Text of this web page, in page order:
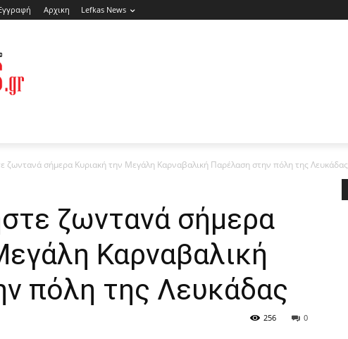
Αρχικη Lefkas News
ζωντανά σήμερα Κυριακή την Μεγάλη Καρναβαλική Παρέλαση στην πόλη της Λευκάδας
ζωντανά σήμερα
Καρναβαλική
πόλη της Λευκάδας
0
256